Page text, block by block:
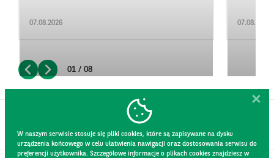
07.08.2026 07.08.2026
01 / 08
W naszym serwisie stosuje się pliki cookies, które są zapisywane na dysku
urządzenia końcowego w celu ułatwienia nawigacji oraz dostosowania serwisu do
preferencji użytkownika. Szczegółowe informacje o plikach cookies znajdziesz w